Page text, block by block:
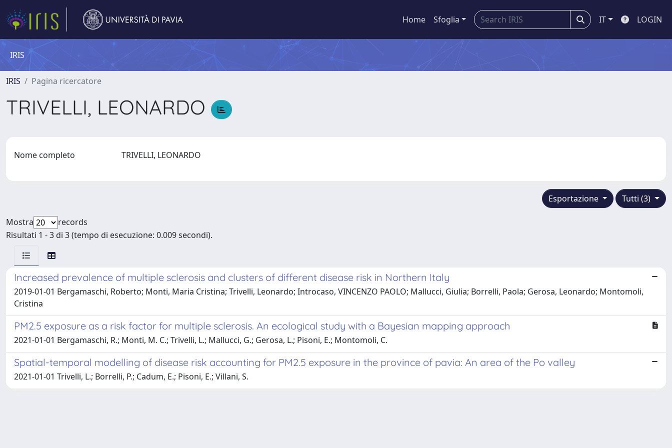
Home Sfoglia IT LOGIN
IRIS
IRIS Pagina ricercatore
TRIVELLI, LEONARDO
Nome completo TRIVELLI, LEONARDO
Tutti (3)
Esportazione
Mostra
records
Risultati 1 - 3 di 3 (tempo di esecuzione: 0.009 secondi).
Increased prevalence of multiple sclerosis and clusters of different disease risk in Northern Italy
2019-01-01 Bergamaschi, Roberto; Monti, Maria Cristina; Trivelli, Leonardo; Introcaso, VINCENZO PAOLO; Mallucci, Giulia; Borrelli, Paola; Gerosa, Leonardo; Montomoli,
Cristina
PM2.5 exposure as a risk factor for multiple sclerosis. An ecological study with a Bayesian mapping approach
2021-01-01 Bergamaschi, R.; Monti, M. C.; Trivelli, L.; Mallucci, G.; Gerosa, L.; Pisoni, E.; Montomoli, C.
Spatial-temporal modelling of disease risk accounting for PM2.5 exposure in the province of pavia: An area of the Po valley
2021-01-01 Trivelli, L.; Borrelli, P.; Cadum, E.; Pisoni, E.; Villani, S.